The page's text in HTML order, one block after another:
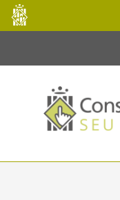
Salta al contingut principal
Consell
de
Mallorca